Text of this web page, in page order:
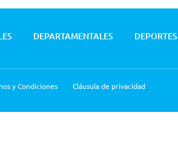
DEPARTAMENTALES DEPORTES
y Condiciones Cláusula de privacidad